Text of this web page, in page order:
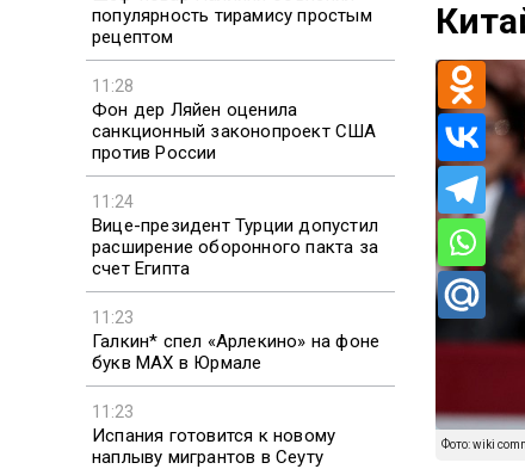
популярность тирамису простым
рецептом
11:28
Фон дер Ляйен оценила
санкционный законопроект США
против России
11:24
Вице-президент Турции допустил
расширение оборонного пакта за
счет Египта
11:23
Галкин* спел «Арлекино» на фоне
букв MAX в Юрмале
11:23
Испания готовится к новому
наплыву мигрантов в Сеуту
Фото: wiki